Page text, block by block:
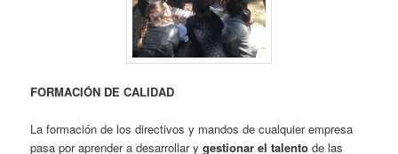
FORMACIÓN DE CALIDAD
La formación de los directivos y mandos de cualquier empresa
pasa por aprender a desarrollar ygestionar el talento de las